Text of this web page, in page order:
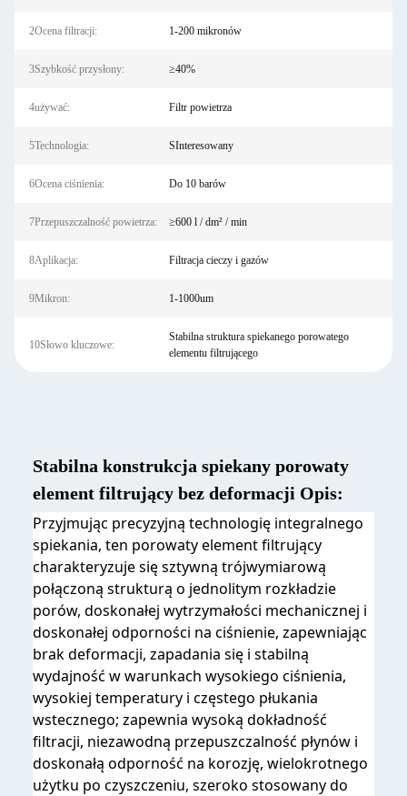
2Ocena filtracji: 1-200 mikronów
3Szybkość przysłony: ≥40%
4używać: Filtr powietrza
5Technologia: SInteresowany
6Ocena ciśnienia: Do 10 barów
7Przepuszczalność powietrza: ≥600 l / dm² / min
8Aplikacja: Filtracja cieczy i gazów
9Mikron: 1-1000um
10Słowo kluczowe:
Stabilna struktura spiekanego porowatego
elementu filtrującego
Stabilna konstrukcja spiekany porowaty
element filtrujący bez deformacji Opis:
Przyjmując precyzyjną technologię integralnego
spiekania, ten porowaty element filtrujący
charakteryzuje się sztywną trójwymiarową
połączoną strukturą o jednolitym rozkładzie
porów, doskonałej wytrzymałości mechanicznej i
doskonałej odporności na ciśnienie, zapewniając
brak deformacji, zapadania się i stabilną
wydajność w warunkach wysokiego ciśnienia,
wysokiej temperatury i częstego płukania
wstecznego; zapewnia wysoką dokładność
filtracji, niezawodną przepuszczalność płynów i
doskonałą odporność na korozję, wielokrotnego
użytku po czyszczeniu, szeroko stosowany do